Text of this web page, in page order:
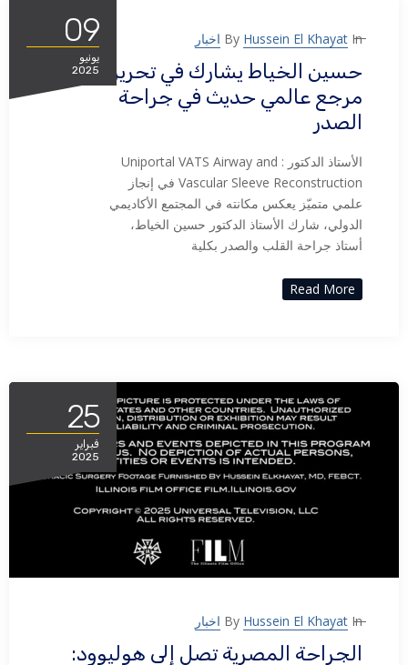
09
يونيو
2025
By Hussein El Khayat In اخبار
حسين الخياط يشارك في تحرير
مرجع عالمي حديث في جراحة
الصدر
الأستاذ الدكتور : Uniportal VATS Airway and
Vascular Sleeve Reconstruction في إنجاز
علمي متميّز يعكس مكانته في المجتمع الأكاديمي
الدولي، شارك الأستاذ الدكتور حسين الخياط،
أستاذ جراحة القلب والصدر بكلية
Read More
25
فبراير
2025
By Hussein El Khayat In اخبار
الجراحة المصرية تصل إلى هوليوود: